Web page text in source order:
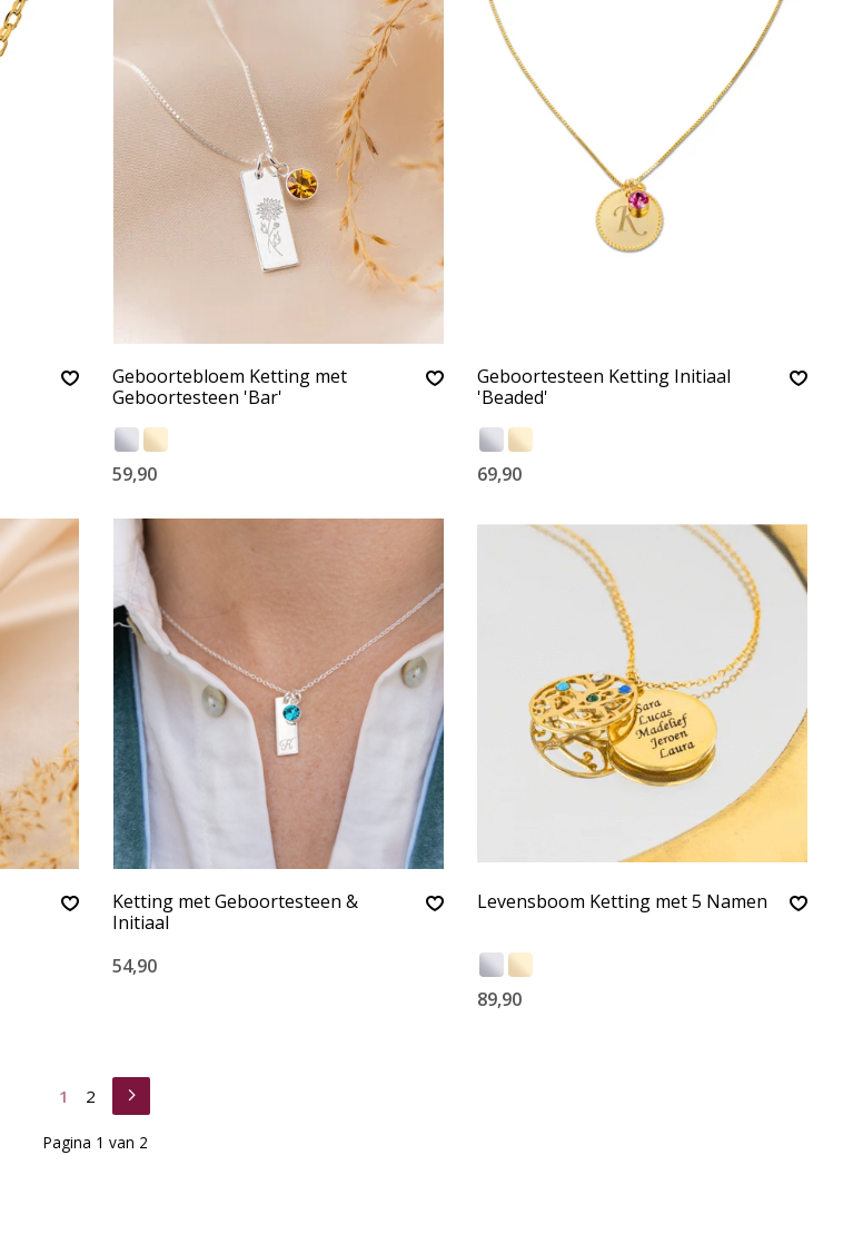
Geboortebloem Ketting met
Geboortesteen 'Bar'
59,90
Geboortesteen Ketting Initiaal
'Beaded'
69,90
Ketting met Geboortesteen &
Initiaal
54,90
Levensboom Ketting met 5 Namen
89,90
1 2
Pagina 1 van 2